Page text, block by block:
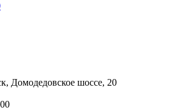
Домодедовское шоссе, 20